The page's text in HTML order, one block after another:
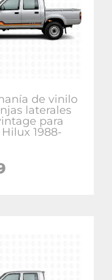
de vinilo
laterales
para
1988-